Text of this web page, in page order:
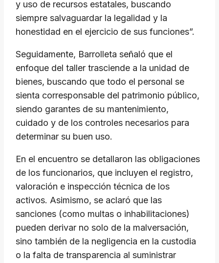
y uso de recursos estatales, buscando
siempre salvaguardar la legalidad y la
honestidad en el ejercicio de sus funciones”.
Seguidamente, Barrolleta señaló que el
enfoque del taller trasciende a la unidad de
bienes, buscando que todo el personal se
sienta corresponsable del patrimonio público,
siendo garantes de su mantenimiento,
cuidado y de los controles necesarios para
determinar su buen uso.
En el encuentro se detallaron las obligaciones
de los funcionarios, que incluyen el registro,
valoración e inspección técnica de los
activos. Asimismo, se aclaró que las
sanciones (como multas o inhabilitaciones)
pueden derivar no solo de la malversación,
sino también de la negligencia en la custodia
o la falta de transparencia al suministrar